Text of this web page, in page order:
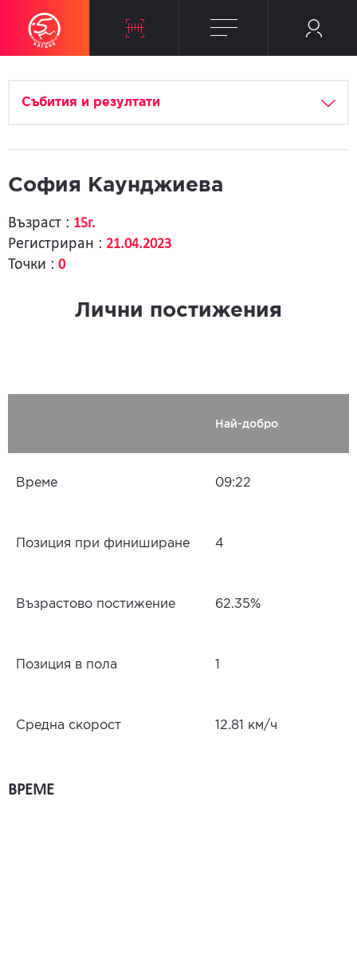
Събития и резултати
София Каунджиева
Възраст : 15г.
Регистриран : 21.04.2023
Точки : 0
Лични постижения
Най-добро
Време 09:22
Позиция при финиширане 4
Възрастово постижение 62.35%
Позиция в пола
Средна скорост 12.81 км/ч
ВРЕМЕ